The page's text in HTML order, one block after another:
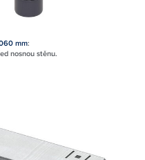
mm:
nosnou stěnu.